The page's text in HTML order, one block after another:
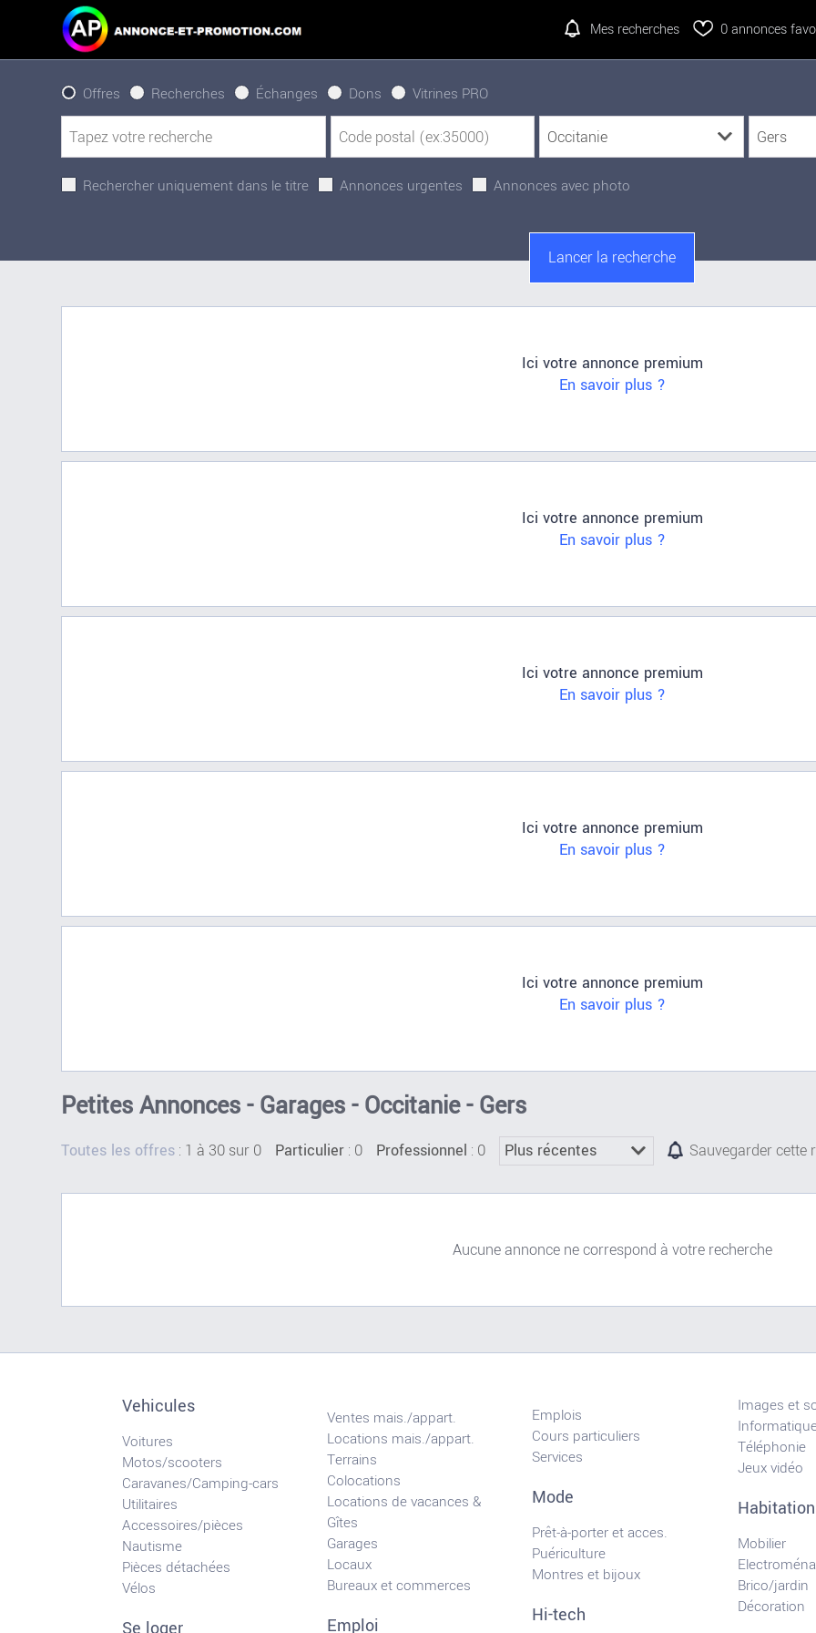
Mes recherches 0annonces
Offres Recherches Échanges Dons Vitrines PRO
Rechercher uniquement dans le titre Annonces urgentes Annonces avec photo
Ici votre annonce premium
En savoir plus ?
Ici votre annonce premium
En savoir plus ?
Ici votre annonce premium
En savoir plus ?
Ici votre annonce premium
En savoir plus ?
Ici votre annonce premium
En savoir plus ?
Petites Annonces - Garages - Occitanie - Gers
Toutes les offres : 1 à 30 sur 0 Particulier : 0 Professionnel : 0 Sauvegarder cette
Aucune annonce ne correspond à votre recherche
Vehicules
Voitures
Motos/scooters
Caravanes/Camping-cars
Utilitaires
Accessoires/pièces
Nautisme
Pièces détachées
Vélos
Ventes mais./appart.
Locations mais./appart.
Terrains
Colocations
Locations de vacances &
Gîtes
Garages
Locaux
Bureaux et commerces
Emploi
Emplois
Cours particuliers
Services
Mode
Prêt-à-porter et acces.
Puériculture
Montres et bijoux
Hi-tech
Images et
Téléphonie
Jeux vidéo
Habitation
Mobilier
Brico/jardin
Décoration